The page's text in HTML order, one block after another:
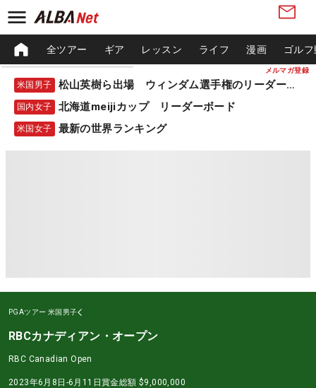
メルマガ登録
全ツアー ギア レッスン ライフ 漫画 ゴル
米国男子 松山英樹ら出場 ウィンダム選手権のリーダーボード
国内女子 北海道meijiカップ リーダーボード
米国女子 最新の世界ランキング
PGAツアー 米国男子
RBCカナディアン・オープン
RBC Canadian Open
2023年6月8日-6月11日賞金総額 $9,000,000